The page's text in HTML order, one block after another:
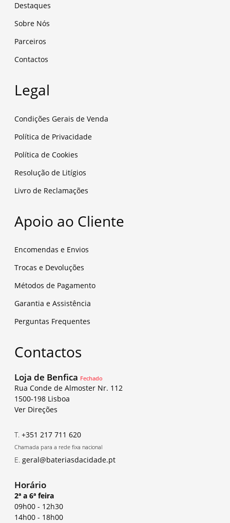
Destaques
Sobre Nós
Parceiros
Contactos
Legal
Condições Gerais de Venda
Política de Privacidade
Política de Cookies
Resolução de Litígios
Livro de Reclamações
Apoio ao Cliente
Encomendas e Envios
Trocas e Devoluções
Métodos de Pagamento
Garantia e Assistência
Perguntas Frequentes
Contactos
Loja de Benfica Fechado
Rua Conde de Almoster Nr. 112
1500-198 Lisboa
Ver Direções
T. +351 217 711 620
Chamada para a rede fixa nacional
E. geral@bateriasdacidade.pt
Horário
2ª a 6ª feira
09h00 - 12h30
14h00 - 18h00